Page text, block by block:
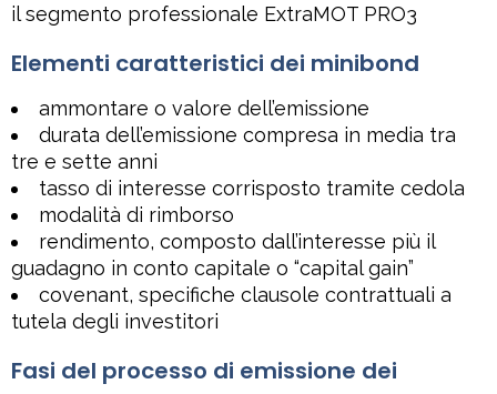
il segmento professionale ExtraMOT PRO3
Elementi caratteristici dei minibond
ammontare o valore dell’emissione
durata dell’emissione compresa in media tra
tre e sette anni
tasso di interesse corrisposto tramite cedola
modalità di rimborso
rendimento, composto dall’interesse più il
guadagno in conto capitale o “capital gain”
covenant, specifiche clausole contrattuali a
tutela degli investitori
Fasi del processo di emissione dei